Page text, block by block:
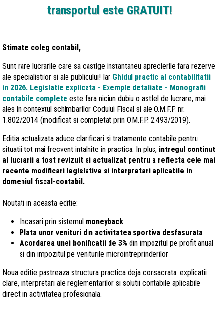
transportul este GRATUIT!
Stimate coleg contabil,
Sunt rare lucrarile care sa castige instantaneu aprecierile fara rezerve
ale specialistilor si ale publicului! Iar Ghidul practic al contabilitatii
in 2026. Legislatie explicata - Exemple detaliate - Monografii
contabile complete este fara niciun dubiu o astfel de lucrare, mai
ales in contextul schimbarilor Codului Fiscal si ale O.M.F.P. nr.
1.802/2014 (modificat si completat prin O.M.F.P. 2.493/2019).
Editia actualizata aduce clarificari si tratamente contabile pentru
situatii tot mai frecvent intalnite in practica. In plus, intregul continut
al lucrarii a fost revizuit si actualizat pentru a reflecta cele mai
recente modificari legislative si interpretari aplicabile in
domeniul fiscal-contabil.
Noutati in aceasta editie:
Incasari prin sistemul moneyback
Plata unor venituri din activitatea sportiva desfasurata
Acordarea unei bonificatii de 3% din impozitul pe profit anual
si din impozitul pe veniturile microintreprinderilor
Noua editie pastreaza structura practica deja consacrata: explicatii
clare, interpretari ale reglementarilor si solutii contabile aplicabile
direct in activitatea profesionala.